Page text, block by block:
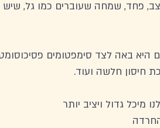
פחד, שמחה שעוברים כמו גל,
באה לצד סימפטומים
חיסון חלשה ועוד.
מיכל גדול ויציב יותר